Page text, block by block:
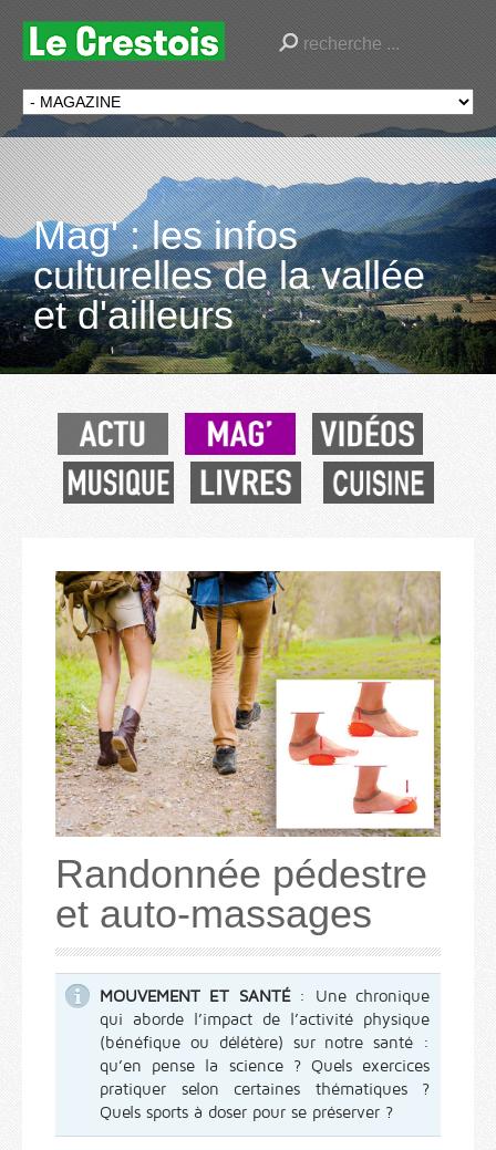
Mag' : les infos
culturelles de la vallée
et d'ailleurs
Randonnée pédestre
et auto-massages
MOUVEMENT ET SANTÉ: Une chronique
qui aborde l’impact de l’activité physique
(bénéfique ou délétère) sur notre santé :
qu’en pense la science ? Quels exercices
pratiquer selon certaines thématiques ?
Quels sports à doser pour se préserver ?